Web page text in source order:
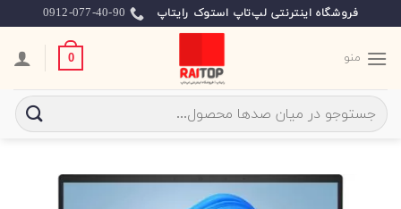
to
content
فروشگاه اینترنتی لپ‌تاپ استوک رایتاپ 0912-077-40-90
منو 0
جستجو
برای: